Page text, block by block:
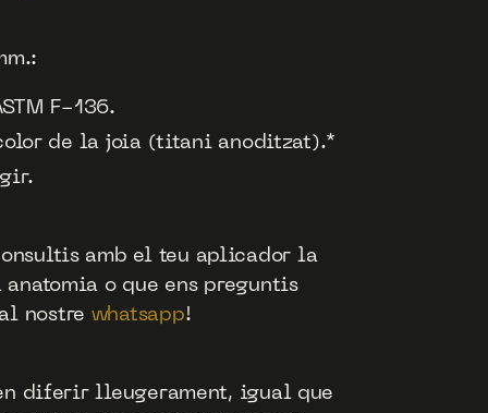
F-136.
de la joia (titani anoditzat).*
amb el teu aplicador la
o que ens preguntis
nostre whatsapp!
diferir lleugerament, igual que